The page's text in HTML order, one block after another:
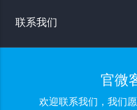
联系我们
官微
欢迎联系我们，我们